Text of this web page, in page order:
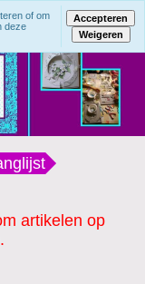
artikelen op
of om
deze
Accepteren
Weigeren